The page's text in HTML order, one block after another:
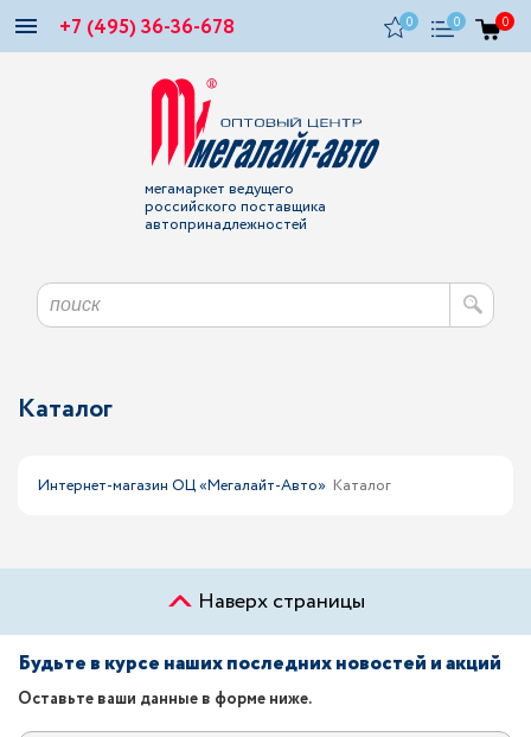
+7 (495) 36-36-678 0 0 0
мегамаркет ведущего
российского поставщика
автопринадлежностей
Каталог
Интернет-магазин ОЦ «Мегалайт-Авто» Каталог
Наверх страницы
Будьте в курсе наших последних новостей и акций
Оставьте ваши данные в форме ниже.